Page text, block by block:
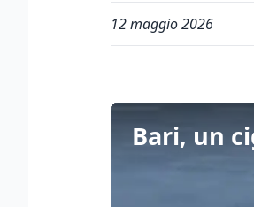
12 maggio 2026
Bari, un